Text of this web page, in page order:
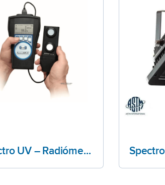
Spectro UV – Radiómetros / Fotómetros